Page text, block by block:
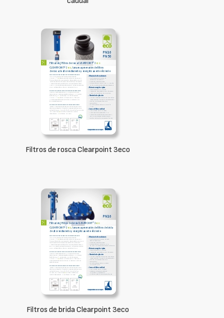
Filtros de rosca Clearpoint 3eco
Filtros de brida Clearpoint 3eco